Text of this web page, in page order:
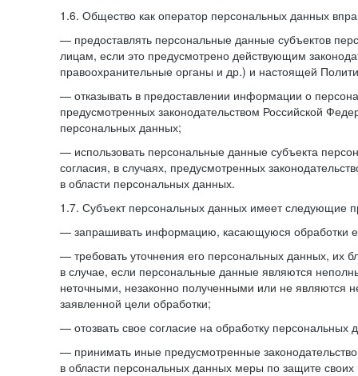
1.6. Общество как оператор персональных данных
— предоставлять персональные данные субъектов
лицам, если это предусмотрено действующим
правоохранительные органы и др.) и настоящей
— отказывать в предоставлении информации о
предусмотренных законодательством Российской
персональных данных;
— использовать персональные данные субъекта
согласия, в случаях, предусмотренных
в области персональных данных.
1.7. Субъект персональных данных имеет следующие
— запрашивать информацию, касающуюся обработки
— требовать уточнения его персональных данных, их
в случае, если персональные данные являются
неточными, незаконно полученными или не являются
заявленной цели обработки;
— отозвать свое согласие на обработку персональных
— принимать иные предусмотренные
в области персональных данных меры по защите своих